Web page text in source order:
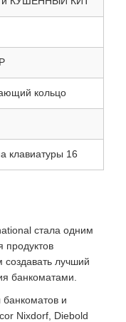
кольцо
клавиатуры 16
стала одним
продуктов
лучший
банкоматами.
и
Nixdorf, Diebold